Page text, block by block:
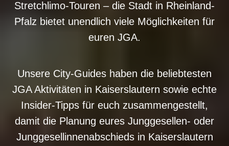
Stretchlimo-Touren – die Stadt in Rheinland-
Pfalz bietet unendlich viele Möglichkeiten für
euren JGA.
Unsere City-Guides haben die beliebtesten
JGA Aktivitäten in Kaiserslautern sowie echte
Insider-Tipps für euch zusammengestellt,
damit die Planung eures Junggesellen- oder
Junggesellinnenabschieds in Kaiserslautern